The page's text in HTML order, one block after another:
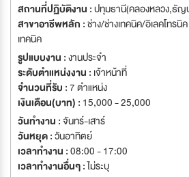
สถานที่ปฏิบัติงาน :ปทุมธานี(คลองหลวง,ธัญ
สาขาอาชีพหลัก :ช่าง/ช่างเทคนิค/อิเลคโทรนิค
เทคนิค
รูปแบบงาน :งานประจำ
ระดับตำแหน่งงาน : เจ้าหน้าที่
จำนวนที่รับ :7 ตำแหน่ง
เงินเดือน(บาท) : 15,000 - 25,000
วันทำงาน :จันทร์-เสาร์
วันหยุด :วันอาทิตย์
เวลาทำงาน :08:00 - 17:00
เวลาทำงานอื่นๆ :ไม่ระบุ